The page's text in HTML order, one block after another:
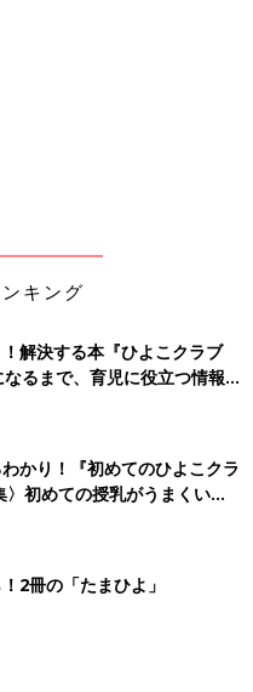
キング
解決する本『ひよこクラブ
るまで、育児に役立つ情報が
かり！『初めてのひよこクラ
〉初めての授乳がうまくい
基本と夏のトラブル 解決テ
2冊の「たまひよ」